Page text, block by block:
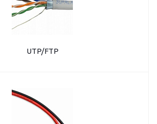
UTP/FTP